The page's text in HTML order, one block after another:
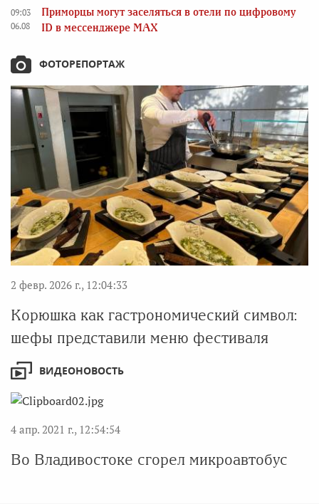
09:03
06.08
Приморцы могут заселяться в отели по цифровому
ID в мессенджере MAX
ФОТОРЕПОРТАЖ
2 февр. 2026 г., 12:04:33
Корюшка как гастрономический символ:
шефы представили меню фестиваля
ВИДЕОНОВОСТЬ
4 апр. 2021 г., 12:54:54
Во Владивостоке сгорел микроавтобус